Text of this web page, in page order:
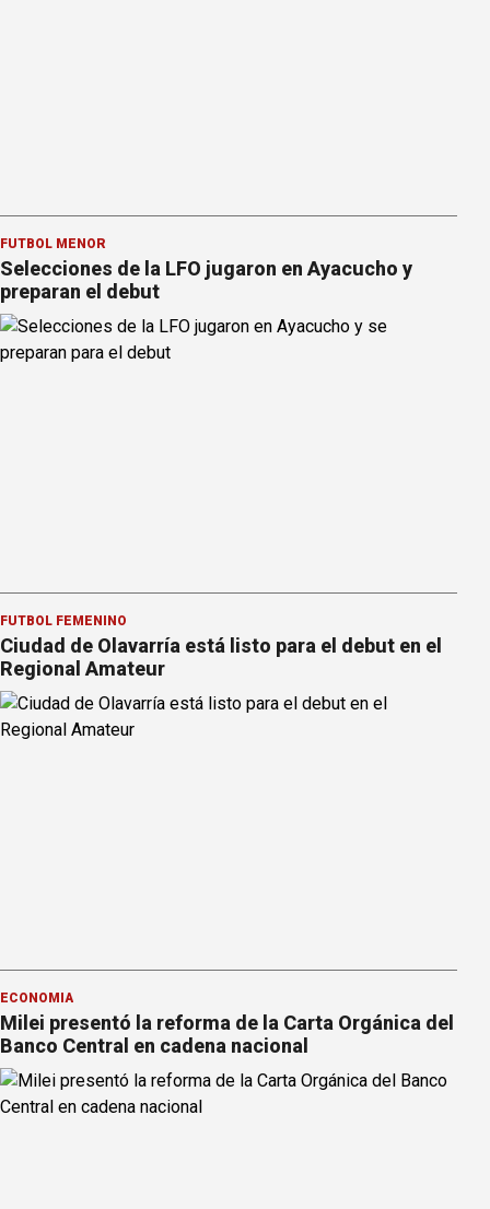
FÚTBOL MENOR
Selecciones de la LFO jugaron en Ayacucho y
preparan el debut
FÚTBOL FEMENINO
Ciudad de Olavarría está listo para el debut en el
Regional Amateur
ECONOMÍA
Milei presentó la reforma de la Carta Orgánica del
Banco Central en cadena nacional